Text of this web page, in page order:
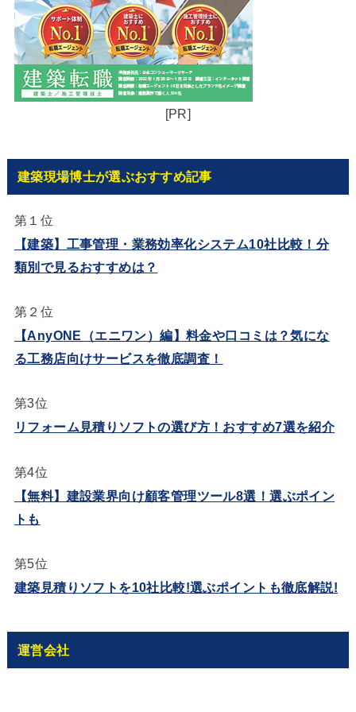
[PR]
建築現場博士が選ぶおすすめ記事
第１位
【建築】工事管理・業務効率化システム10社比較！分
類別で見るおすすめは？
第２位
【AnyONE（エニワン）編】料金や口コミは？気にな
る工務店向けサービスを徹底調査！
第3位
リフォーム見積りソフトの選び方！おすすめ7選を紹介
第4位
【無料】建設業界向け顧客管理ツール8選！選ぶポイン
トも
第5位
建築見積りソフトを10社比較!選ぶポイントも徹底解説!
運営会社